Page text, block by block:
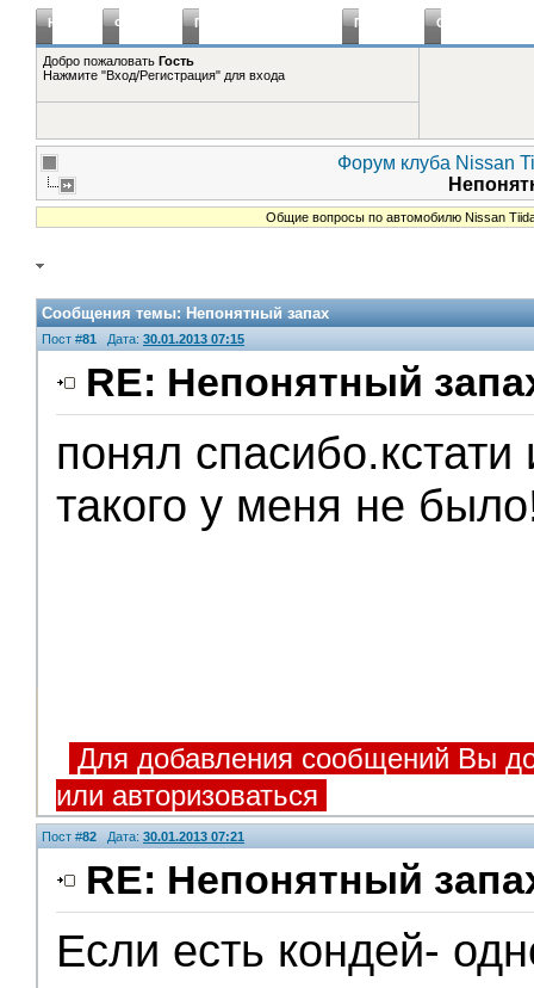
Новое Форумы Плагины Статистика Правила Справка
Добро пожаловать Гость
Нажмите "Вход/Регистрация" для входа
Форум клуба Nissan
Общие вопросы по автомобилю Nissan
Сообщения темы:Непонятный запах
Пост #81 Дата: 30.01.2013 07:15
RE: Непонятный
понял спасибо.кстати
такого у меня не
Для добавления сообщений Вы
или авторизоваться
Пост #82 Дата: 30.01.2013 07:21
RE: Непонятный
Если есть кондей-
Модераторы